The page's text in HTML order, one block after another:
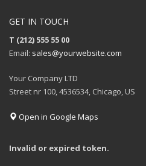
GET IN TOUCH
T (212) 555 55 00
Email: sales@yourwebsite.com
Your Company LTD
Street nr 100, 4536534, Chicago, US
Open in Google Maps
Invalid or expired token.